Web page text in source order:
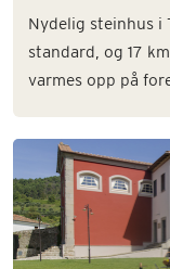
Nydelig steinhus i
standard, og 17
varmes opp på